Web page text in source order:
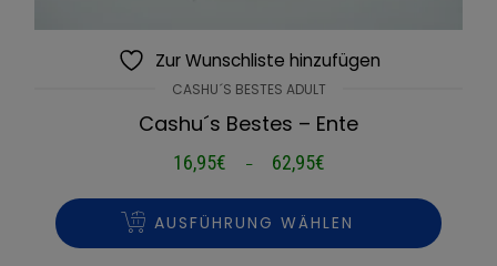
Zur Wunschliste hinzufügen
CASHU´S BESTES ADULT
Cashu´s Bestes – Ente
16,95€ – 62,95€
bis
AUSFÜHRUNG WÄHLEN